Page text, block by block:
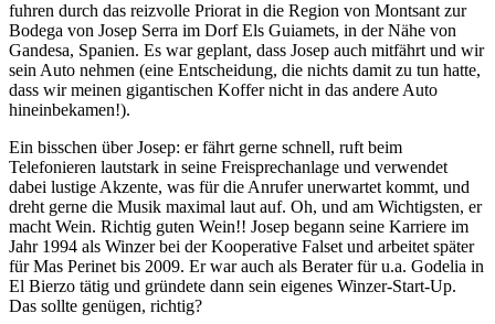
fuhren durch das reizvolle Priorat in die Region von Montsant zur
Bodega von Josep Serra im Dorf Els Guiamets, in der Nähe von
Gandesa, Spanien. Es war geplant, dass Josep auch mitfährt und wir
sein Auto nehmen (eine Entscheidung, die nichts damit zu tun hatte,
dass wir meinen gigantischen Koffer nicht in das andere Auto
hineinbekamen!).
Ein bisschen über Josep: er fährt gerne schnell, ruft beim
Telefonieren lautstark in seine Freisprechanlage und verwendet
dabei lustige Akzente, was für die Anrufer unerwartet kommt, und
dreht gerne die Musik maximal laut auf. Oh, und am Wichtigsten, er
macht Wein. Richtig guten Wein!! Josep begann seine Karriere im
Jahr 1994 als Winzer bei der Kooperative Falset und arbeitet später
für Mas Perinet bis 2009. Er war auch als Berater für u.a. Godelia in
El Bierzo tätig und gründete dann sein eigenes Winzer-Start-Up.
Das sollte genügen, richtig?